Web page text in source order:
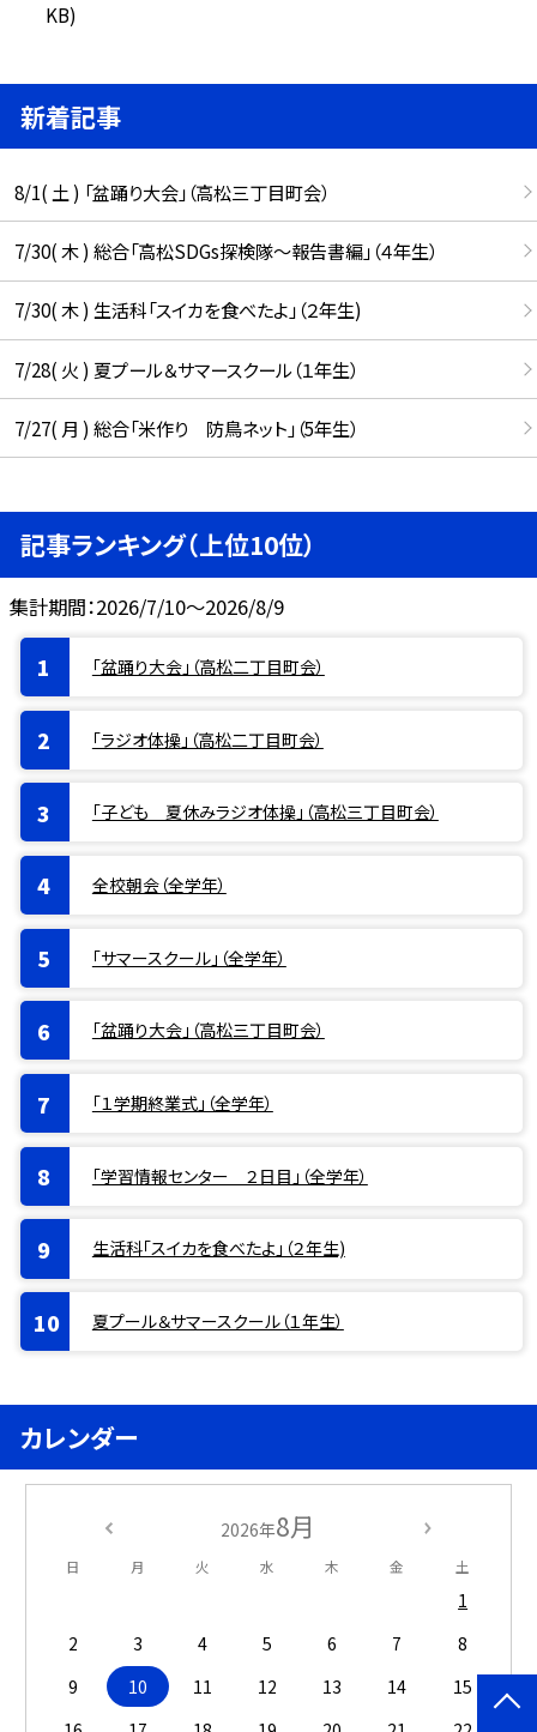
KB)
新着記事
8/1( 土 ) 「盆踊り大会」（高松三丁目町会）
7/30( 木 ) 総合「高松SDGs探検隊〜報告書編」（４年生）
7/30( 木 ) 生活科「スイカを食べたよ」（２年生)
7/28( 火 ) 夏プール＆サマースクール（１年生）
7/27( 月 ) 総合「米作り 防鳥ネット」（5年生）
記事ランキング（上位10位）
集計期間：2026/7/10～2026/8/9
「盆踊り大会」（高松二丁目町会）
「ラジオ体操」（高松二丁目町会）
「子ども 夏休みラジオ体操」（高松三丁目町会）
全校朝会（全学年）
「サマースクール」（全学年）
「盆踊り大会」（高松三丁目町会）
「１学期終業式」（全学年）
「学習情報センター ２日目」（全学年）
生活科「スイカを食べたよ」（２年生)
夏プール＆サマースクール（１年生）
カレンダー
2026年8月
日 月 火 水 木 金 土
1
2
3 4 5 6 7
8
9
10 11 12 13 14
15